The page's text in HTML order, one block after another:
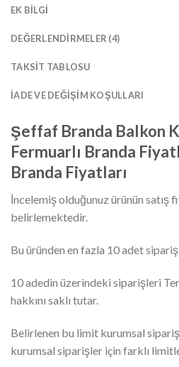
EK BILGI
DEĞERLENDIRMELER (4)
TAKSIT TABLOSU
İADE VE DEĞIŞIM KOŞULLARI
Şeffaf Branda Balkon
Fermuarlı Branda
Branda Fiyatları
İncelemiş olduğunuz ürünün satış
belirlemektedir.
Bu üründen en fazla 10 adet
10 adedin üzerindeki siparişleri
hakkını saklı tutar.
Belirlenen bu limit kurumsal
kurumsal siparişler için farklı